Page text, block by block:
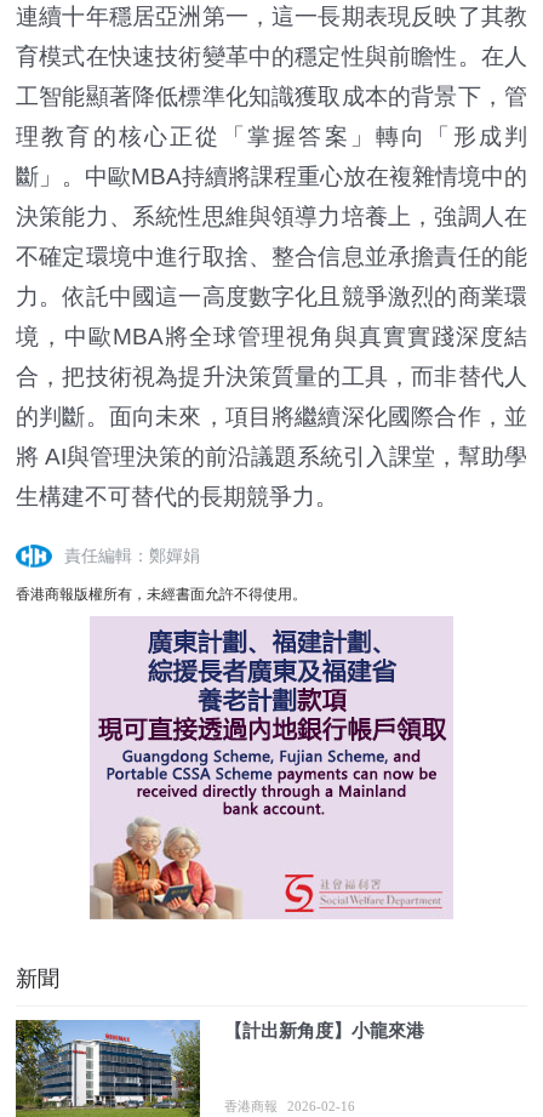
連續十年穩居亞洲第一，這一長期表現反映了其教
育模式在快速技術變革中的穩定性與前瞻性。在人
工智能顯著降低標準化知識獲取成本的背景下，管
理教育的核心正從「掌握答案」轉向「形成判
斷」。中歐MBA持續將課程重心放在複雜情境中的
決策能力、系統性思維與領導力培養上，強調人在
不確定環境中進行取捨、整合信息並承擔責任的能
力。依託中國這一高度數字化且競爭激烈的商業環
境，中歐MBA將全球管理視角與真實實踐深度結
合，把技術視為提升決策質量的工具，而非替代人
的判斷。面向未來，項目將繼續深化國際合作，並
將 AI與管理決策的前沿議題系統引入課堂，幫助學
生構建不可替代的長期競爭力。
責任編輯：鄭嬋娟
香港商報版權所有，未經書面允許不得使用。
新聞
【計出新角度】小龍來港
香港商報 2026-02-16